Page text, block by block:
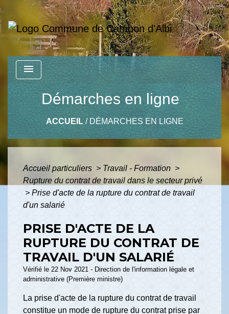
menu
Démarches en ligne
ACCUEIL/ DÉMARCHES EN LIGNE
Accueil particuliers > Travail - Formation >
Rupture du contrat de travail dans le secteur privé
> Prise d'acte de la rupture du contrat de travail
d'un salarié
PRISE D'ACTE DE LA
RUPTURE DU CONTRAT DE
TRAVAIL D'UN SALARIÉ
Vérifié le 22 Nov 2021 - Direction de l'information légale et
administrative (Première ministre)
La prise d'acte de la rupture du contrat de travail
constitue un mode de rupture du contrat prise par